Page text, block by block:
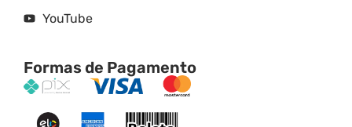
YouTube
Formas de Pagamento